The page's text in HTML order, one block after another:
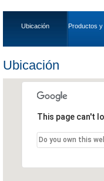
Ubicación Productos
Ubicación
This page can't
Do you own this